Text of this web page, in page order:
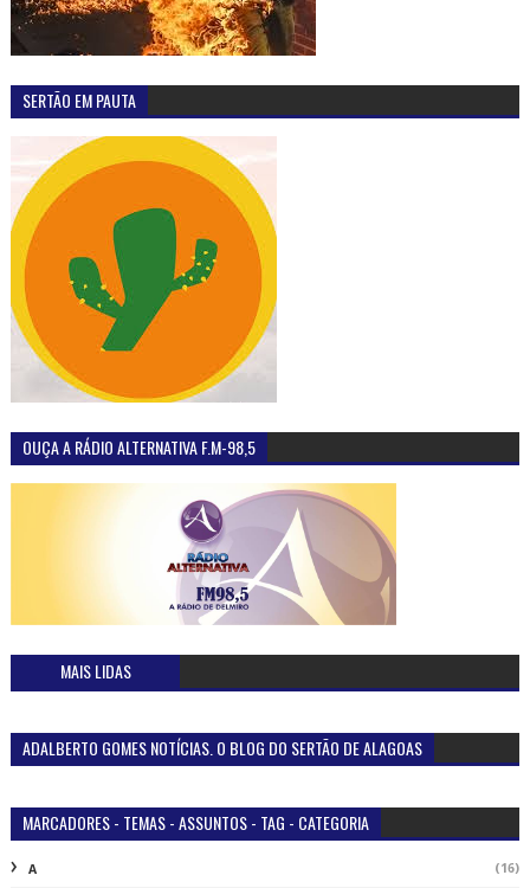
SERTÃO EM PAUTA
OUÇA A RÁDIO ALTERNATIVA F.M-98,5
MAIS LIDAS
ADALBERTO GOMES NOTÍCIAS. O BLOG DO SERTÃO DE ALAGOAS
MARCADORES - TEMAS - ASSUNTOS - TAG - CATEGORIA
A (16)